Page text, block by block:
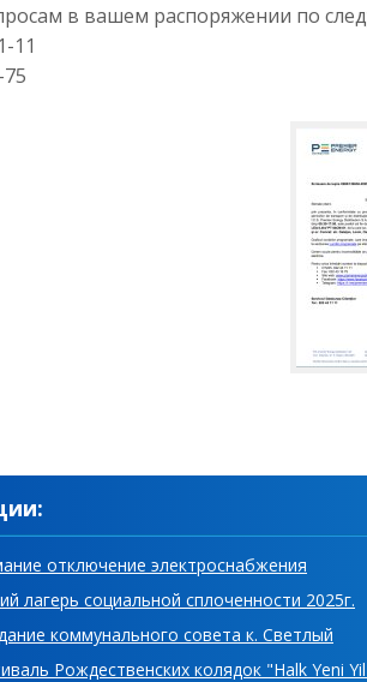
в вашем распоряжении по
11
отключение электроснабжения
лагерь социальной сплоченности 2025г.
коммунального совета к. Светлый
Рождественских колядок "Halk Yeni